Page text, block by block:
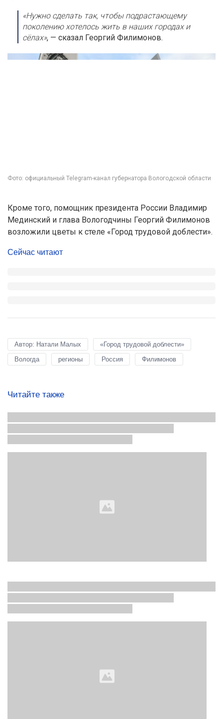
«Нужно сделать так, чтобы подрастающему
поколению хотелось жить в наших городах и
сёлах», — сказал Георгий Филимонов.
Фото: официальный Telegram-канал губернатора Вологодской области
Кроме того, помощник президента России Владимир
Мединский и глава Вологодчины Георгий Филимонов
возложили цветы к стеле «Город трудовой доблести».
Сейчас читают
Автор: Натали Малых
«Город трудовой доблести»
Вологда
регионы Россия Филимонов
Читайте также